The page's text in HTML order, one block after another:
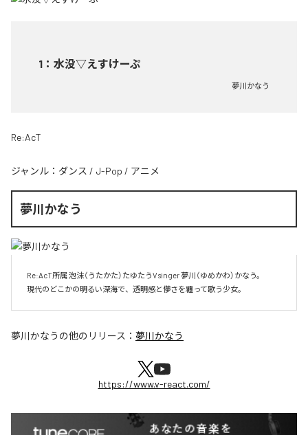
1 ： 水没▽えすけーぷ
夢川かなう
Re:AcT
ジャンル： ダンス / J-Pop / アニメ
夢川かなう
現代のどこかの明るい深海で、透明感と儚さを纏って歌う少女。
夢川かなう の他のリリース： 夢川かなう
https://www.v-react.com/